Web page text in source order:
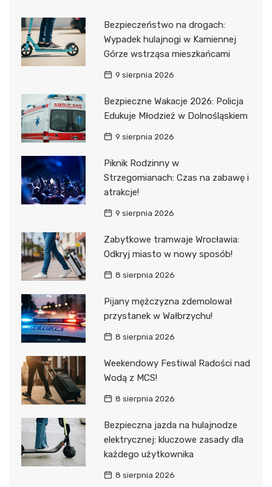
Bezpieczeństwo na drogach:
Wypadek hulajnogi w Kamiennej
Górze wstrząsa mieszkańcami
9 sierpnia 2026
Bezpieczne Wakacje 2026: Policja
Edukuje Młodzież w Dolnośląskiem
9 sierpnia 2026
Piknik Rodzinny w
Strzegomianach: Czas na zabawę i
atrakcje!
9 sierpnia 2026
Zabytkowe tramwaje Wrocławia:
Odkryj miasto w nowy sposób!
8 sierpnia 2026
Pijany mężczyzna zdemolował
przystanek w Wałbrzychu!
8 sierpnia 2026
Weekendowy Festiwal Radości nad
Wodą z MCS!
8 sierpnia 2026
Bezpieczna jazda na hulajnodze
elektrycznej: kluczowe zasady dla
każdego użytkownika
8 sierpnia 2026